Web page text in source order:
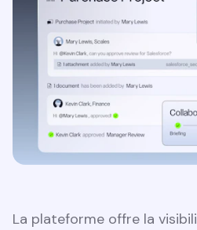
La plateforme offre la